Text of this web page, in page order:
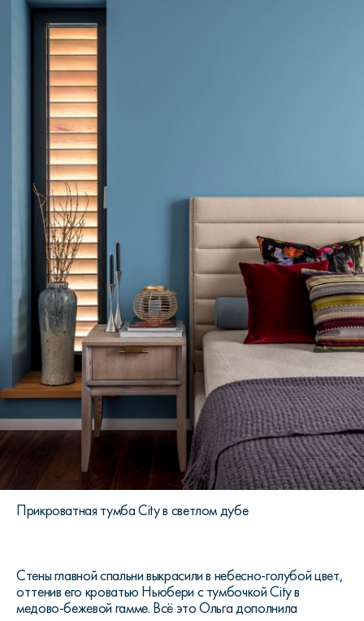
Прикроватная тумба City в светлом дубе
Стены главной спальни выкрасили в небесно-голубой цвет,
оттенив его кроватью Ньюбери с тумбочкой City в
медово-бежевой гамме. Всё это Ольга дополнила